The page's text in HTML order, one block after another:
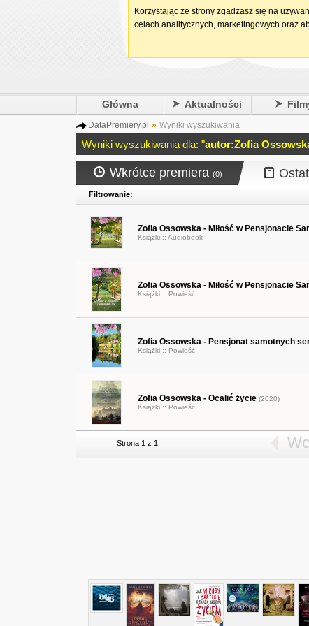
Główna Aktualności
DataPremiery.pl » Wyniki wyszukiwania
Wyniki wyszukiwania dla: "autor:Zofia
Wkrótce premiera (0)
Filtrowanie:
Zofia Ossowska - Miłość w Pensjonacie
Książki :: Audiobook
Zofia Ossowska - Miłość w Pensjonacie
Książki :: Powieść
Zofia Ossowska - Pensjonat samotnych
Książki :: Powieść
Zofia Ossowska - Ocalić życie (2020)
Książki :: Powieść
Strona 1 z 1
Korzystając ze strony zgadzasz się na
celach analitycznych, marketingowych oraz